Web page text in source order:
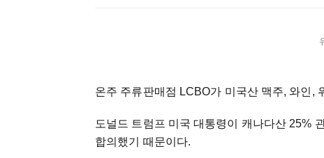
온주 주류판매점 LCBO가 미국산 맥주, 와인,
도널드 트럼프 미국 대통령이 캐나다산 25%
합의했기 때문이다.